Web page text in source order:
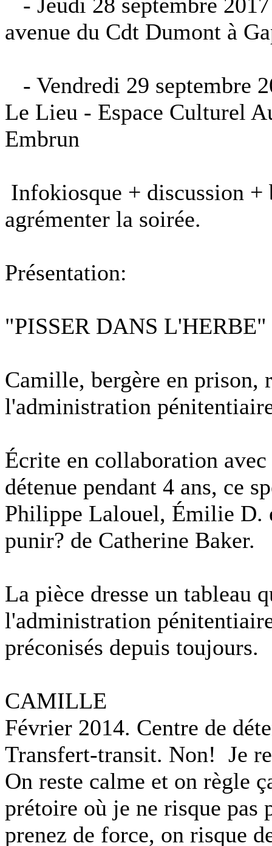
avenue du Cdt Dumont à
- Vendredi 29 septembre
Le Lieu - Espace Culturel
Embrun
Infokiosque + discussion +
agrémenter la soirée.
Présentation:
"PISSER DANS L'HERBE"
Camille, bergère en prison,
l'administration
Écrite en collaboration
détenue pendant 4 ans, ce
Philippe Lalouel, Émilie
punir? de Catherine Baker.
La pièce dresse un tableau
l'administration
préconisés depuis toujours.
CAMILLE
Février 2014. Centre de
Transfert-transit. Non! Je
On reste calme et on règle
prétoire où je ne risque pas
prenez de force, on risque